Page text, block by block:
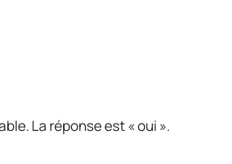
La réponse est « oui ».